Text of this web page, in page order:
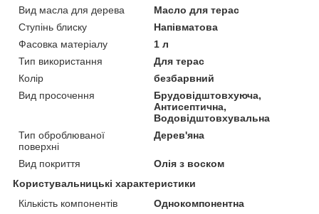
Вид масла для дерева
Масло для терас
Ступінь блиску
Напівматова
Фасовка матеріалу
1 л
Тип використання
Для терас
Колір
безбарвний
Вид просочення
Брудовідштовхуюча,
Антисептична,
Водовідштовхувальна
Тип оброблюваної
поверхні
Дерев'яна
Вид покриття
Олія з воском
Користувальницькі характеристики
Кількість компонентів
Однокомпонентна